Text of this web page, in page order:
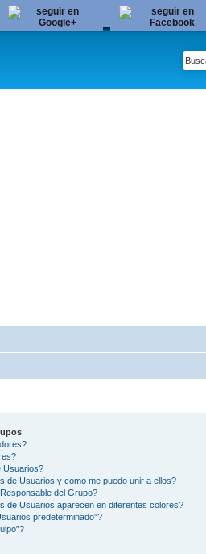
Usuarios?
de Usuarios y como me puedo unir a ellos?
del Grupo?
de Usuarios aparecen en diferentes colores?
predeterminado”?